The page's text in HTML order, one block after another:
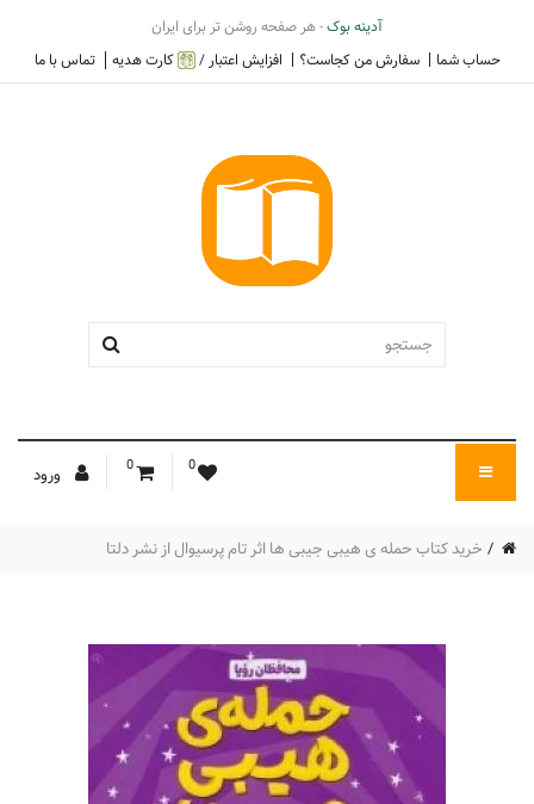
آدینه بوک- هر صفحه روشن تر برای ایران
حساب شما
سفارش من کجاست؟ افزایش اعتبار / کارت هدیه تماس با ما
0
0 ورود
خرید کتاب حمله ی هیبی جیبی ها اثر تام پرسیوال از نشر دلتا